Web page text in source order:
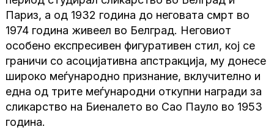
Париз, а од 1932 година до неговата смрт во
1974 година живеел во Белград. Неговиот
особено експресивен фигуративен стил, кој се
граничи со асоцијативна апстракција, му донесе
широко меѓународно признание, вклучително и
една од трите меѓународни откупни награди за
сликарство на Биеналето во Сао Пауло во 1953
година.